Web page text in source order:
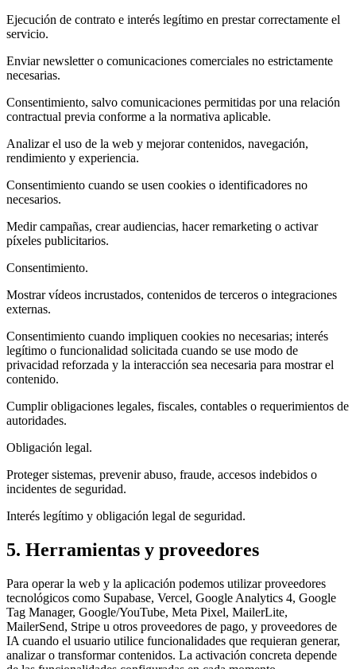
Ejecución de contrato e interés legítimo en prestar correctamente el
servicio.
Enviar newsletter o comunicaciones comerciales no estrictamente
necesarias.
Consentimiento, salvo comunicaciones permitidas por una relación
contractual previa conforme a la normativa aplicable.
Analizar el uso de la web y mejorar contenidos, navegación,
rendimiento y experiencia.
Consentimiento cuando se usen cookies o identificadores no
necesarios.
Medir campañas, crear audiencias, hacer remarketing o activar
píxeles publicitarios.
Consentimiento.
Mostrar vídeos incrustados, contenidos de terceros o integraciones
externas.
Consentimiento cuando impliquen cookies no necesarias; interés
legítimo o funcionalidad solicitada cuando se use modo de
privacidad reforzada y la interacción sea necesaria para mostrar el
contenido.
Cumplir obligaciones legales, fiscales, contables o requerimientos de
autoridades.
Obligación legal.
Proteger sistemas, prevenir abuso, fraude, accesos indebidos o
incidentes de seguridad.
Interés legítimo y obligación legal de seguridad.
5. Herramientas y proveedores
Para operar la web y la aplicación podemos utilizar proveedores
tecnológicos como Supabase, Vercel, Google Analytics 4, Google
Tag Manager, Google/YouTube, Meta Pixel, MailerLite,
MailerSend, Stripe u otros proveedores de pago, y proveedores de
IA cuando el usuario utilice funcionalidades que requieran generar,
analizar o transformar contenidos. La activación concreta depende